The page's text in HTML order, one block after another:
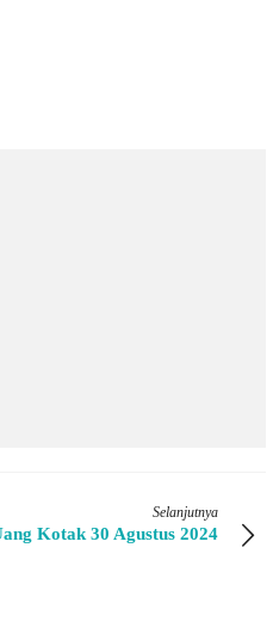
Selanjutnya
Kotak 30 Agustus 2024